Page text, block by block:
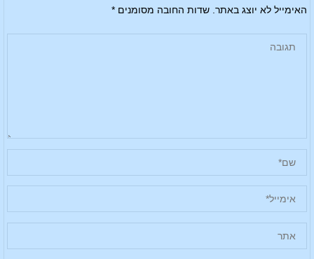
האימייל לא יוצג באתר. שדות החובה מסומנים*